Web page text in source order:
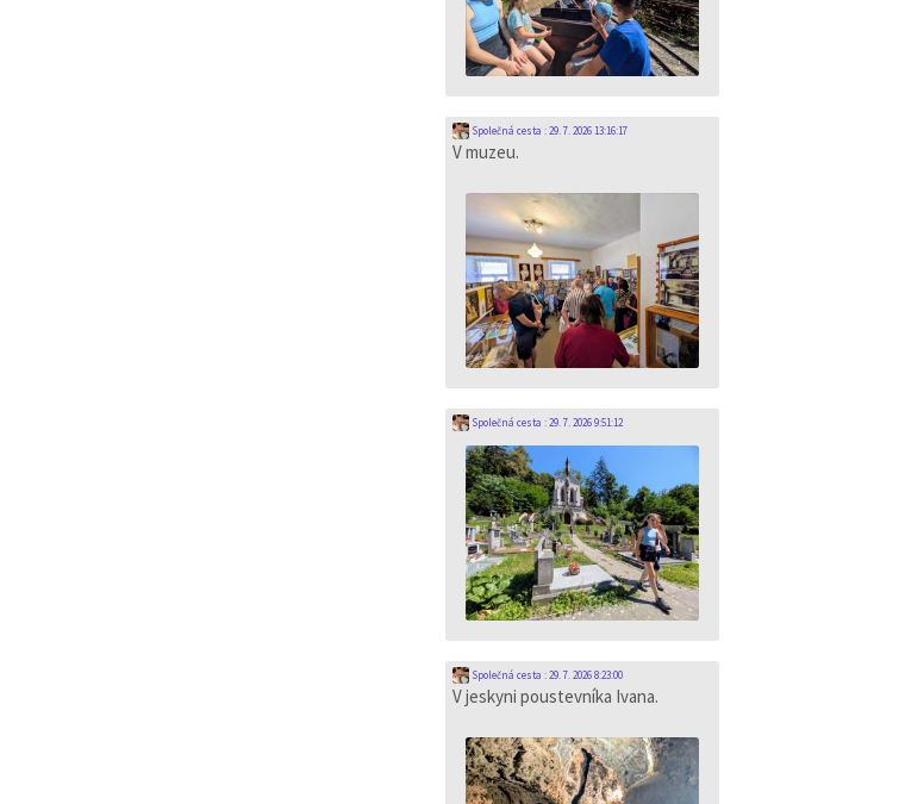
Společná cesta :29. 7. 2026 13:16:17
V muzeu.
Společná cesta :29. 7. 2026 9:51:12
Společná cesta :29. 7. 2026 8:23:00
V jeskyni poustevníka Ivana.